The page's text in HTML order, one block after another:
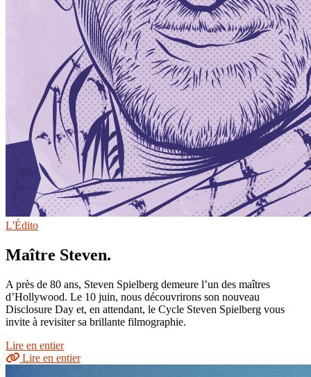
L'Édito
Maître Steven.
A près de 80 ans, Steven Spielberg demeure l’un des maîtres
d’Hollywood. Le 10 juin, nous découvrirons son nouveau
Disclosure Day et, en attendant, le Cycle Steven Spielberg vous
invite à revisiter sa brillante filmographie.
Lire en entier
Lire en entier